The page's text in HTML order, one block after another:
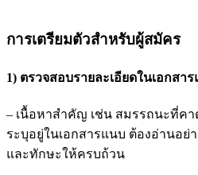
การเตรียมตัวสำหรับผู้สมัคร
1) ตรวจสอบรายละเอียดในเอกสา
– เนื้อหาสำคัญ เช่น สมรรถนะที่คา
ระบุอยู่ในเอกสารแนบ ต้องอ่านอย่า
และทักษะให้ครบถ้วน